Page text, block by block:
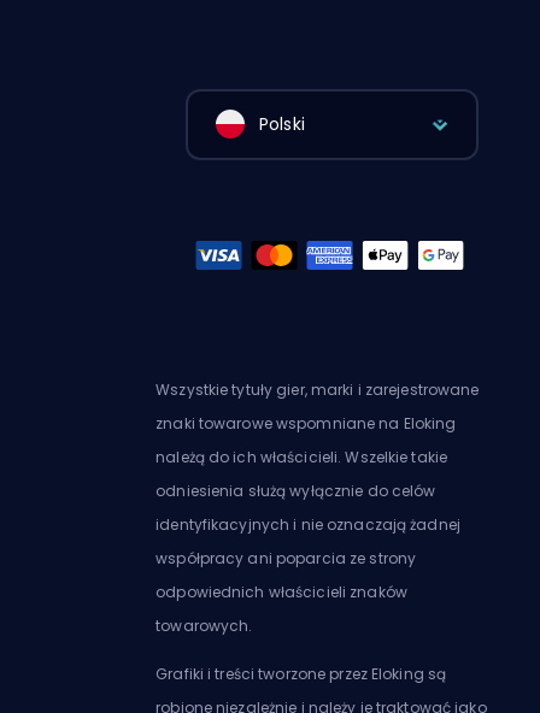
Polski
Wszystkie tytuły gier, marki i zarejestrowane
znaki towarowe wspomniane na Eloking
należą do ich właścicieli. Wszelkie takie
odniesienia służą wyłącznie do celów
identyfikacyjnych i nie oznaczają żadnej
współpracy ani poparcia ze strony
odpowiednich właścicieli znaków
towarowych.
Grafiki i treści tworzone przez Eloking są
robione niezależnie i należy je traktować jako